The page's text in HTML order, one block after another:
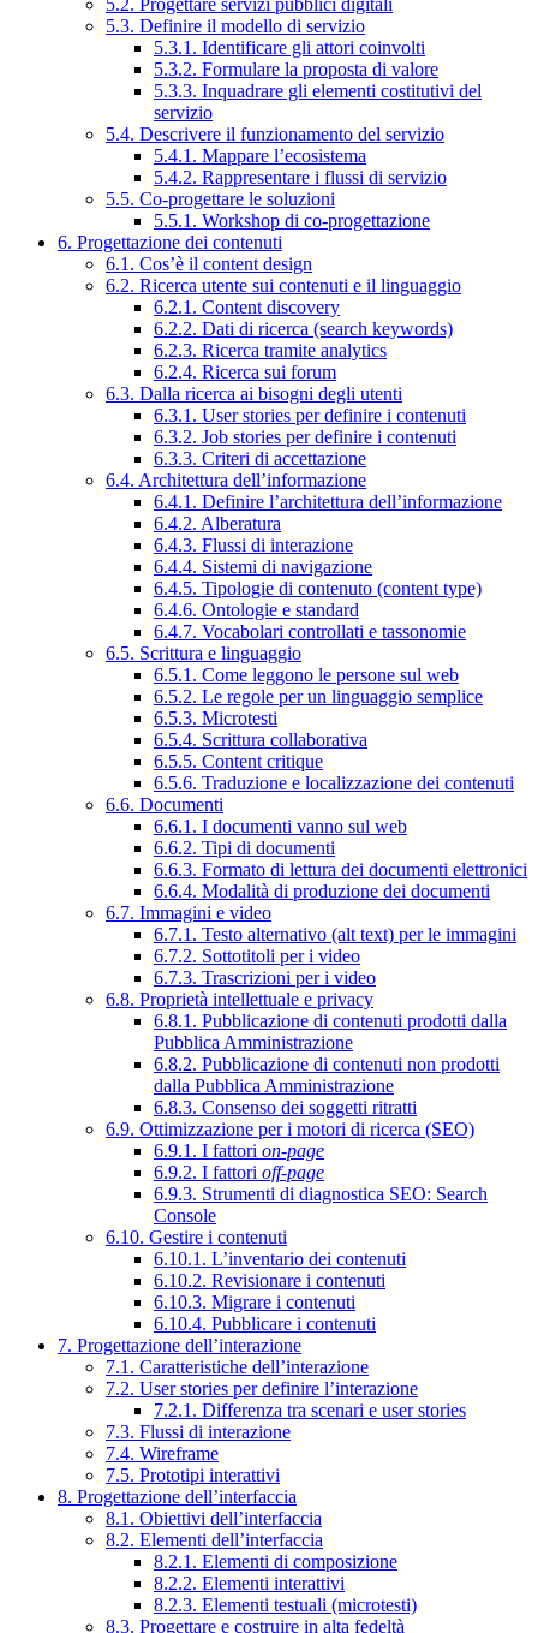
5.3. Definire il modello di servizio
5.3.1. Identificare gli attori coinvolti
5.3.2. Formulare la proposta di valore
5.3.3. Inquadrare gli elementi costitutivi del
servizio
5.4. Descrivere il funzionamento del servizio
5.4.1. Mappare l’ecosistema
5.4.2. Rappresentare i flussi di servizio
5.5. Co-progettare le soluzioni
5.5.1. Workshop di co-progettazione
6. Progettazione dei contenuti
6.1. Cos’è il content design
6.2. Ricerca utente sui contenuti e il linguaggio
6.2.1. Content discovery
6.2.2. Dati di ricerca (search keywords)
6.2.3. Ricerca tramite analytics
6.2.4. Ricerca sui forum
6.3. Dalla ricerca ai bisogni degli utenti
6.3.1. User stories per definire i contenuti
6.3.2. Job stories per definire i contenuti
6.3.3. Criteri di accettazione
6.4. Architettura dell’informazione
6.4.1. Definire l’architettura dell’informazione
6.4.2. Alberatura
6.4.3. Flussi di interazione
6.4.4. Sistemi di navigazione
6.4.5. Tipologie di contenuto (content type)
6.4.6. Ontologie e standard
6.4.7. Vocabolari controllati e tassonomie
6.5. Scrittura e linguaggio
6.5.1. Come leggono le persone sul web
6.5.2. Le regole per un linguaggio semplice
6.5.3. Microtesti
6.5.4. Scrittura collaborativa
6.5.5. Content critique
6.5.6. Traduzione e localizzazione dei contenuti
6.6. Documenti
6.6.1. I documenti vanno sul web
6.6.2. Tipi di documenti
6.6.3. Formato di lettura dei documenti elettronici
6.6.4. Modalità di produzione dei documenti
6.7. Immagini e video
6.7.1. Testo alternativo (alt text) per le immagini
6.7.2. Sottotitoli per i video
6.7.3. Trascrizioni per i video
6.8. Proprietà intellettuale e privacy
6.8.1. Pubblicazione di contenuti prodotti dalla
Pubblica Amministrazione
6.8.2. Pubblicazione di contenuti non prodotti
dalla Pubblica Amministrazione
6.8.3. Consenso dei soggetti ritratti
6.9. Ottimizzazione per i motori di ricerca (SEO)
6.9.1. I fattori on-page
6.9.2. I fattori off-page
6.9.3. Strumenti di diagnostica SEO: Search
Console
6.10. Gestire i contenuti
6.10.1. L’inventario dei contenuti
6.10.2. Revisionare i contenuti
6.10.3. Migrare i contenuti
6.10.4. Pubblicare i contenuti
7. Progettazione dell’interazione
7.1. Caratteristiche dell’interazione
7.2. User stories per definire l’interazione
7.2.1. Differenza tra scenari e user stories
7.3. Flussi di interazione
7.4. Wireframe
7.5. Prototipi interattivi
8. Progettazione dell’interfaccia
8.1. Obiettivi dell’interfaccia
8.2. Elementi dell’interfaccia
8.2.1. Elementi di composizione
8.2.2. Elementi interattivi
8.2.3. Elementi testuali (microtesti)
8.3. Progettare e costruire in alta fedeltà